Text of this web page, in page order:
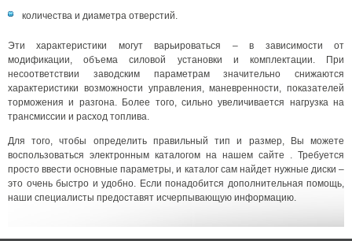
количества и диаметра отверстий.
Эти характеристики могут варьироваться – в зависимости от
модификации, объема силовой установки и комплектации. При
несоответствии заводским параметрам значительно снижаются
характеристики возможности управления, маневренности, показателей
торможения и разгона. Более того, сильно увеличивается нагрузка на
трансмиссии и расход топлива.
Для того, чтобы определить правильный тип и размер, Вы можете
воспользоваться электронным каталогом на нашем сайте . Требуется
просто ввести основные параметры, и каталог сам найдет нужные диски –
это очень быстро и удобно. Если понадобится дополнительная помощь,
наши специалисты предоставят исчерпывающую информацию.